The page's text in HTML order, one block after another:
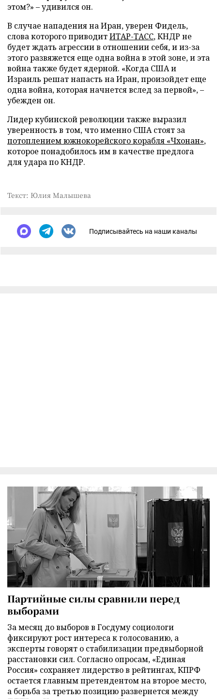
этом?» –удивился он.
В случае нападения на Иран, уверен Фидель,
слова которого приводитИТАР-ТАСС, КНДР не
будет ждать агрессии в отношении себя, и из-за
этого развяжется еще одна война в этой зоне, и эта
война также будет ядерной. «Когда США и
Израиль решат напасть на Иран, произойдет еще
одна война, которая начнется вслед за первой»,–
убежден он.
Лидер кубинской революции также выразил
уверенность в том, что именно США стоят за
потоплением южнокорейского корабля «Чхонан»,
которое понадобилось им в качестве предлога
для удара по КНДР.
Текст: Юлия Малышева
Подписывайтесь на наши каналы
Партийные силы сравнили перед
выборами
За месяц до выборов в Госдуму социологи
фиксируют рост интереса к голосованию, а
эксперты говорят о стабилизации предвыборной
расстановки сил. Согласно опросам, «Единая
Россия» сохраняет лидерство в рейтингах, КПРФ
остается главным претендентом на второе место,
а борьба за третью позицию развернется между